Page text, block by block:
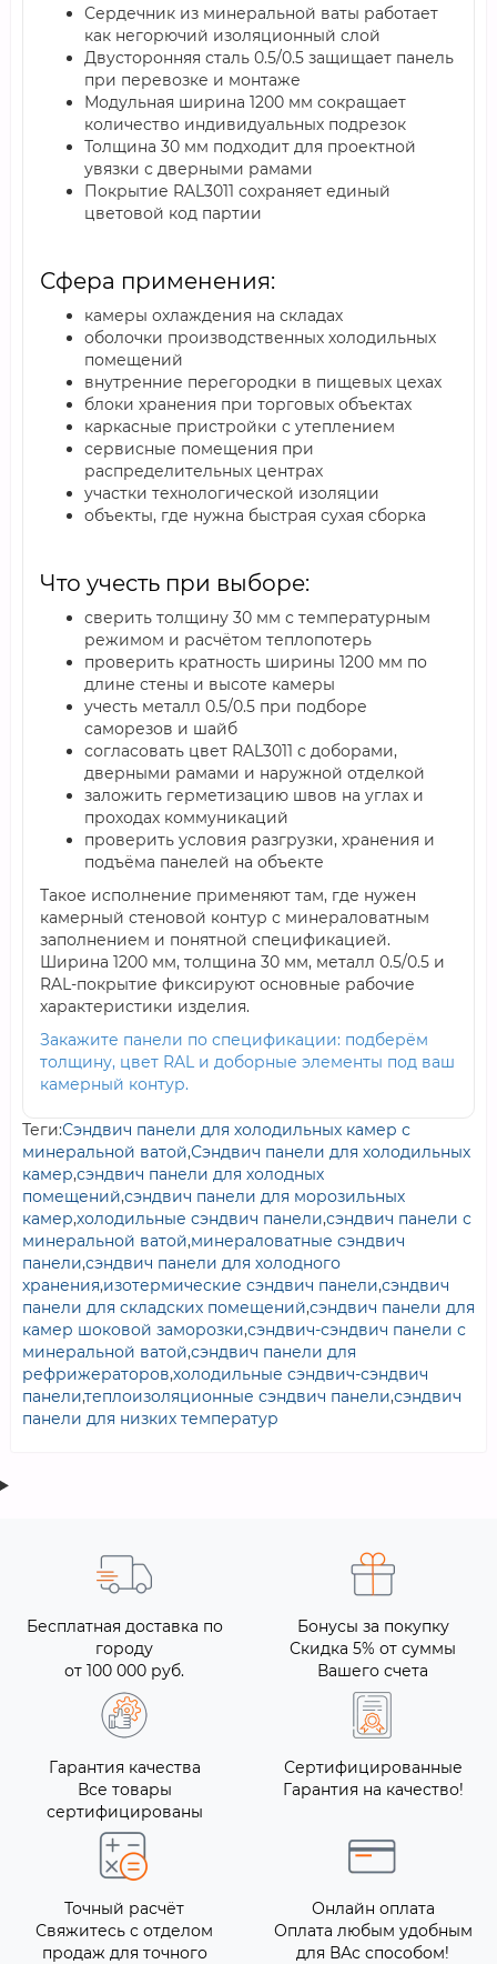
Сердечник из минеральной ваты работает
как негорючий изоляционный слой
Двусторонняя сталь 0.5/0.5 защищает панель
при перевозке и монтаже
Модульная ширина 1200 мм сокращает
количество индивидуальных подрезок
Толщина 30 мм подходит для проектной
увязки с дверными рамами
Покрытие RAL3011 сохраняет единый
цветовой код партии
Сфера применения:
камеры охлаждения на складах
оболочки производственных холодильных
помещений
внутренние перегородки в пищевых цехах
блоки хранения при торговых объектах
каркасные пристройки с утеплением
сервисные помещения при
распределительных центрах
участки технологической изоляции
объекты, где нужна быстрая сухая сборка
Что учесть при выборе:
сверить толщину 30 мм с температурным
режимом и расчётом теплопотерь
проверить кратность ширины 1200 мм по
длине стены и высоте камеры
учесть металл 0.5/0.5 при подборе
саморезов и шайб
согласовать цвет RAL3011 с доборами,
дверными рамами и наружной отделкой
заложить герметизацию швов на углах и
проходах коммуникаций
проверить условия разгрузки, хранения и
подъёма панелей на объекте
Такое исполнение применяют там, где нужен
камерный стеновой контур с минераловатным
заполнением и понятной спецификацией.
Ширина 1200 мм, толщина 30 мм, металл 0.5/0.5 и
RAL-покрытие фиксируют основные рабочие
характеристики изделия.
Закажите панели по спецификации: подберём
толщину, цвет RAL и доборные элементы под ваш
камерный контур.
Теги:Сэндвич панели для холодильных камер с
минеральной ватой,Сэндвич панели для холодильных
камер,сэндвич панели для холодных
помещений,сэндвич панели для морозильных
камер,холодильные сэндвич панели,сэндвич панели с
минеральной ватой,минераловатные сэндвич
панели,сэндвич панели для холодного
хранения,изотермические сэндвич панели,сэндвич
панели для складских помещений,сэндвич панели для
камер шоковой заморозки,сэндвич-сэндвич панели с
минеральной ватой,сэндвич панели для
рефрижераторов,холодильные сэндвич-сэндвич
панели,теплоизоляционные сэндвич панели,сэндвич
панели для низких температур
Бесплатная доставка по
городу
от 100 000 руб.
Бонусы за покупку
Скидка 5% от суммы
Вашего счета
Гарантия качества
Все товары
сертифицированы
Сертифицированные
Гарантия на качество!
Точный расчёт
Свяжитесь с отделом
продаж для точного
Онлайн оплата
Оплата любым удобным
для ВАс способом!